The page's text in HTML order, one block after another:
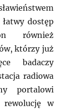
dostęp
również
którzy już
badaczy
radiowa
portalowi
rewolucję w